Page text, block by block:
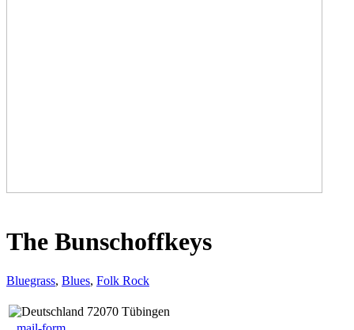
The Bunschoffkeys
Bluegrass, Blues, Folk Rock
72070 Tübingen